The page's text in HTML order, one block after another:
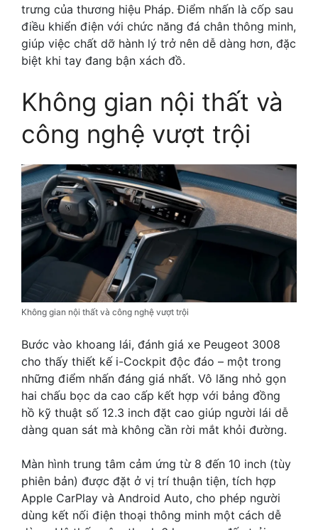
trưng của thương hiệu Pháp. Điểm nhấn là cốp sau
điều khiển điện với chức năng đá chân thông minh,
giúp việc chất dỡ hành lý trở nên dễ dàng hơn, đặc
biệt khi tay đang bận xách đồ.
Không gian nội thất và
công nghệ vượt trội
Không gian nội thất và công nghệ vượt trội
Bước vào khoang lái, đánh giá xe Peugeot 3008
cho thấy thiết kế i-Cockpit độc đáo – một trong
những điểm nhấn đáng giá nhất. Vô lăng nhỏ gọn
hai chấu bọc da cao cấp kết hợp với bảng đồng
hồ kỹ thuật số 12.3 inch đặt cao giúp người lái dễ
dàng quan sát mà không cần rời mắt khỏi đường.
Màn hình trung tâm cảm ứng từ 8 đến 10 inch (tùy
phiên bản) được đặt ở vị trí thuận tiện, tích hợp
Apple CarPlay và Android Auto, cho phép người
dùng kết nối điện thoại thông minh một cách dễ